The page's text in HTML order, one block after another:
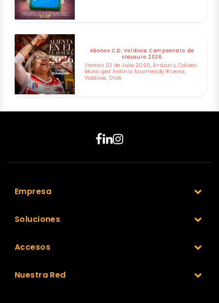
Abonos C.D. Valdivia Campeonato de
clausura 2026
Viernes 03 de Julio 20:00, Errázuriz, Coliseo
Municipal Antonio Azurmendy Riveros,
Valdivia, Chile
Empresa
Soluciones
Accesos
Nuestra Red